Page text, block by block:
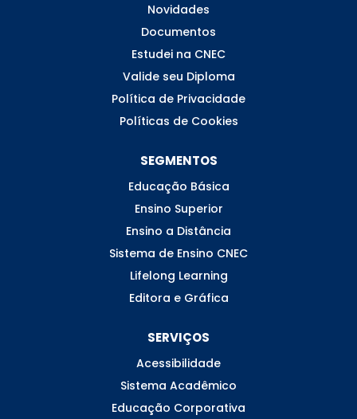
Novidades
Documentos
Estudei na CNEC
Valide seu Diploma
Política de Privacidade
Políticas de Cookies
SEGMENTOS
Educação Básica
Ensino Superior
Ensino a Distância
Sistema de Ensino CNEC
Lifelong Learning
Editora e Gráfica
SERVIÇOS
Acessibilidade
Sistema Acadêmico
Educação Corporativa